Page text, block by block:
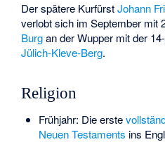
Der spätere KurfürstJohann
verlobt sich im September mit
Burgan der Wupper mit der
Jülich-Kleve-Berg.
Religion
Frühjahr: Die erste
Neuen Testaments ins